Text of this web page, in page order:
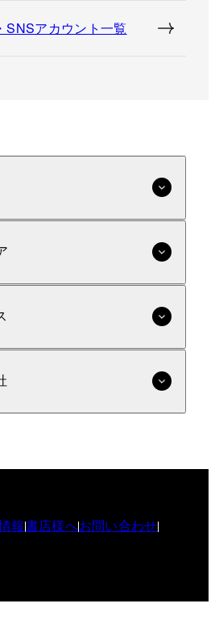
SNSアカウント一覧
報書店様へお問い合わせ